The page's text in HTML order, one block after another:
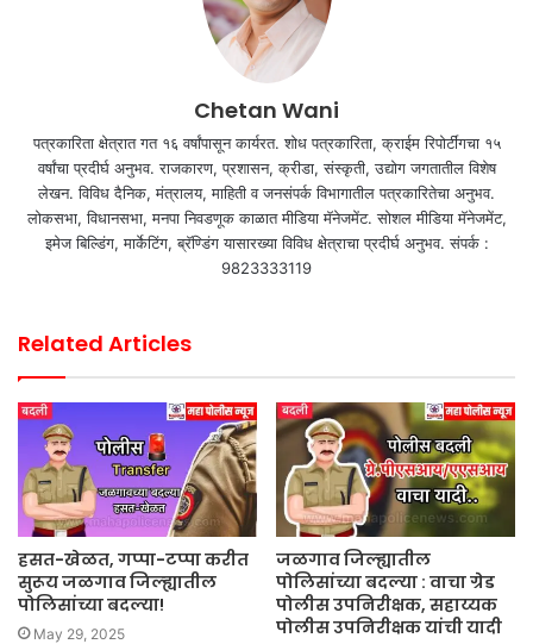
Chetan Wani
पत्रकारिता क्षेत्रात गत १६ वर्षांपासून कार्यरत. शोध पत्रकारिता, क्राईम रिपोर्टींगचा १५
वर्षांचा प्रदीर्घ अनुभव. राजकारण, प्रशासन, क्रीडा, संस्कृती, उद्योग जगतातील विशेष
लेखन. विविध दैनिक, मंत्रालय, माहिती व जनसंपर्क विभागातील पत्रकारितेचा अनुभव.
लोकसभा, विधानसभा, मनपा निवडणूक काळात मीडिया मॅनेजमेंट. सोशल मीडिया मॅनेजमेंट,
इमेज बिल्डिंग, मार्केटिंग, ब्रॅण्डिंग यासारख्या विविध क्षेत्राचा प्रदीर्घ अनुभव. संपर्क :
9823333119
Related Articles
हसत-खेळत, गप्पा-टप्पा करीत
सुरूय जळगाव जिल्ह्यातील
पोलिसांच्या बदल्या!
May 29, 2025
जळगाव जिल्ह्यातील
पोलिसांच्या बदल्या : वाचा ग्रेड
पोलीस उपनिरीक्षक, सहाय्यक
पोलीस उपनिरीक्षक यांची यादी